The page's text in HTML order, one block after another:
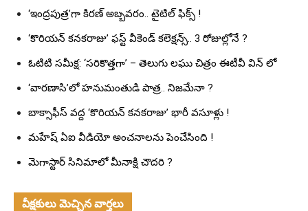
‘ఇంద్రపుత్ర’గా కిరణ్ అబ్బవరం.. టైటిల్ ఫిక్స్ !
‘కొరియన్ కనకరాజు’ ఫస్ట్ వీకెండ్ కలెక్షన్స్.. 3 రోజుల్లోనే ?
ఓటిటి సమీక్ష: ‘సరికొత్తగా’ – తెలుగు లఘు చిత్రం ఈటీవీ విన్ లో
‘వారణాసి’లో హనుమంతుడి పాత్ర.. నిజమేనా ?
బాక్సాఫీస్ వద్ద ‘కొరియన్ కనకరాజు’ భారీ వసూళ్లు !
మహేష్ ఏఐ వీడియో అంచనాలను పెంచేసింది !
మెగాస్టార్ సినిమాలో మీనాక్షి చౌదరి ?
వీక్షకులు మెచ్చిన వార్తలు